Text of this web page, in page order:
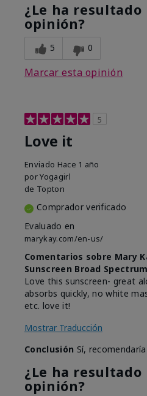
¿Le ha
opinión?
5 0
Marcar esta opinión
5
Love it
Enviado Hace 1 año
porYogagirl
de Topton
Comprador verificado
Evaluado en
marykay.com/en-us/
Comentarios sobre Mary
Sunscreen Broad Spectrum
Love this sunscreen- great
absorbs quickly, no white
etc. love it!
Mostrar Traducción
Conclusión Sí,
¿Le ha
opinión?